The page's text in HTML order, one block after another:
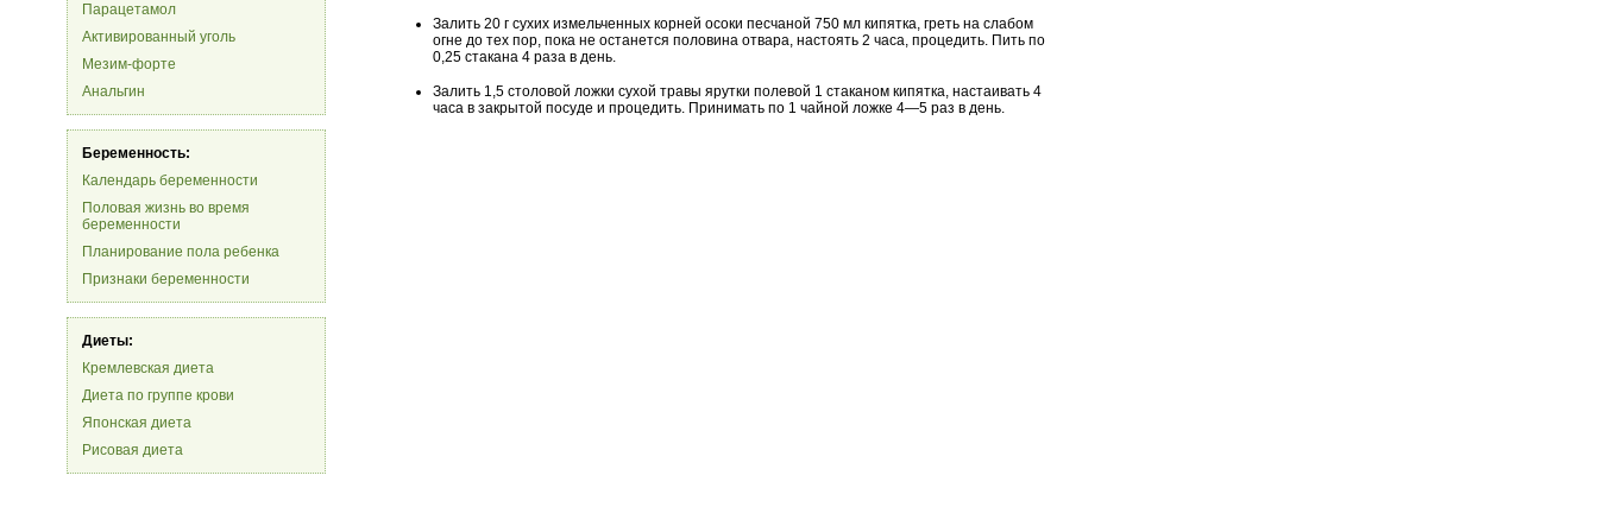
Парацетамол
Активированный уголь
Мезим-форте
Анальгин
Беременность:
Календарь беременности
Половая жизнь во время
беременности
Планирование пола ребенка
Признаки беременности
Диеты:
Кремлевская диета
Диета по группе крови
Японская диета
Рисовая диета
Залить 20 г сухих измельченных корней осоки песчаной 750 мл кипятка, греть на слабом
огне до тех пор, пока не останется половина отвара, настоять 2 часа, процедить. Пить по
0,25 стакана 4 раза в день.
Залить 1,5 столовой ложки сухой травы ярутки полевой 1 стаканом кипятка, настаивать 4
часа в закрытой посуде и процедить. Принимать по 1 чайной ложке 4—5 раз в день.